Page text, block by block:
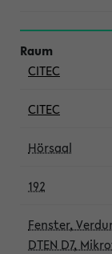
CITEC
CITEC
Hörsaal
192
Fenster,
DTEN D7,